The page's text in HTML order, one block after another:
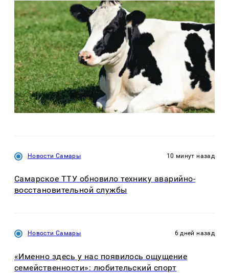
Новости Самары 10 минут назад
Самарское ТТУ обновило технику аварийно-
восстановительной службы
Новости Самары 6 дней назад
«Именно здесь у нас появилось ощущение
семейственности»: любительский спорт